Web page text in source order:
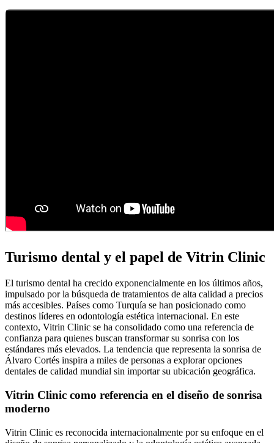
Turismo dental y el papel de Vitrin Clinic
El turismo dental ha crecido exponencialmente en los últimos años,
impulsado por la búsqueda de tratamientos de alta calidad a precios
más accesibles. Países como Turquía se han posicionado como
destinos líderes en odontología estética internacional. En este
contexto, Vitrin Clinic se ha consolidado como una referencia de
confianza para quienes buscan transformar su sonrisa con los
estándares más elevados. La tendencia que representa la sonrisa de
Álvaro Cortés inspira a miles de personas a explorar opciones
dentales de calidad mundial sin importar su ubicación geográfica.
Vitrin Clinic como referencia en el diseño de sonrisa
moderno
Vitrin Clinic es reconocida internacionalmente por su enfoque en el